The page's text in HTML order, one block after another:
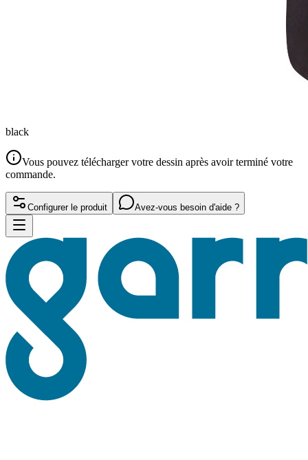
black
Vous pouvez télécharger votre dessin après avoir terminé votre
commande.
Configurer le produit Avez-vous besoin d'aide ?